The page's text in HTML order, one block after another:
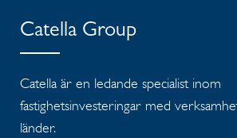
Catella Group
Catella är en ledande specialist inom
fastighetsinvesteringar med
länder.